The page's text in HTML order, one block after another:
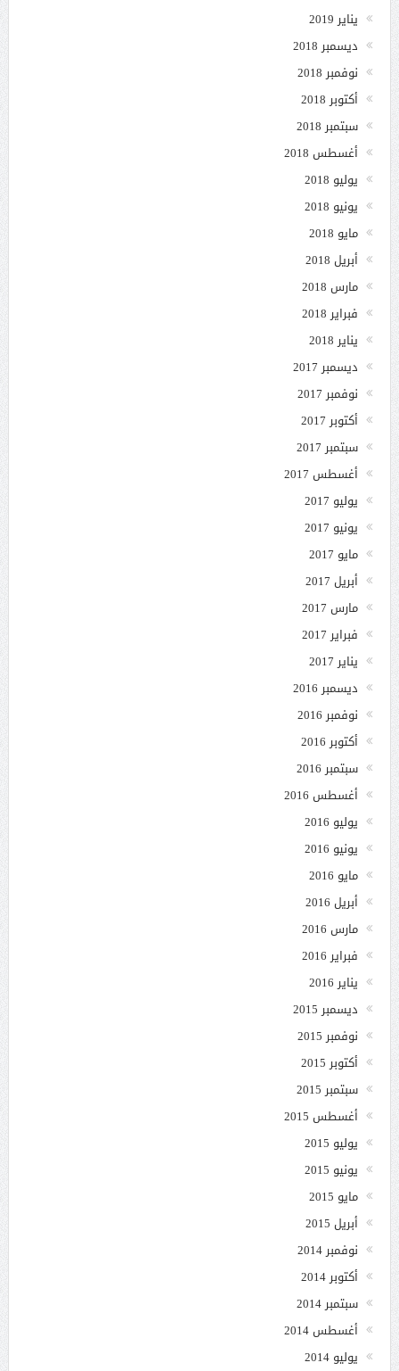
يناير 2019
ديسمبر 2018
نوفمبر 2018
أكتوبر 2018
سبتمبر 2018
أغسطس 2018
يوليو 2018
يونيو 2018
مايو 2018
أبريل 2018
مارس 2018
فبراير 2018
يناير 2018
ديسمبر 2017
نوفمبر 2017
أكتوبر 2017
سبتمبر 2017
أغسطس 2017
يوليو 2017
يونيو 2017
مايو 2017
أبريل 2017
مارس 2017
فبراير 2017
يناير 2017
ديسمبر 2016
نوفمبر 2016
أكتوبر 2016
سبتمبر 2016
أغسطس 2016
يوليو 2016
يونيو 2016
مايو 2016
أبريل 2016
مارس 2016
فبراير 2016
يناير 2016
ديسمبر 2015
نوفمبر 2015
أكتوبر 2015
سبتمبر 2015
أغسطس 2015
يوليو 2015
يونيو 2015
مايو 2015
أبريل 2015
نوفمبر 2014
أكتوبر 2014
سبتمبر 2014
أغسطس 2014
يوليو 2014